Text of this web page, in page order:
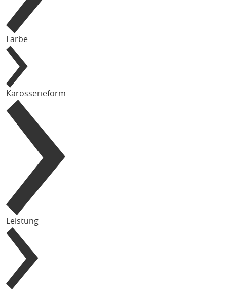
Farbe
Karosserieform
Leistung